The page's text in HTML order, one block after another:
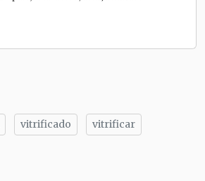
vitrificado
vitrificar